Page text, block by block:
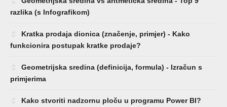
razlika (s Infografikom)
Kratka prodaja dionica (značenje, primjer) - Kako
funkcionira postupak kratke prodaje?
Geometrijska sredina (definicija, formula) - Izračun s
primjerima
Kako stvoriti nadzornu ploču u programu Power BI?